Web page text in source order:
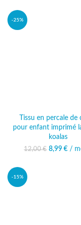
-25%
Tissu en percale de
pour enfant imprimé
koalas
12,00€ Le prix
8,99 € Le
/
-15%